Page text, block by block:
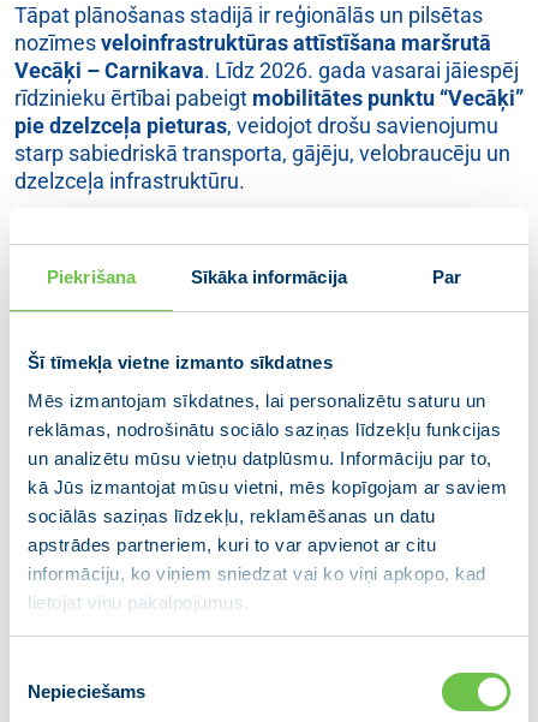
Piekrišana Sīkāka informācija Par
Šī tīmekļa vietne izmanto sīkdatnes
Mēs izmantojam sīkdatnes, lai personalizētu saturu un
reklāmas, nodrošinātu sociālo saziņas līdzekļu funkcijas
un analizētu mūsu vietņu datplūsmu. Informāciju par to,
kā Jūs izmantojat mūsu vietni, mēs kopīgojam ar saviem
sociālās saziņas līdzekļu, reklamēšanas un datu
apstrādes partneriem, kuri to var apvienot ar citu
informāciju, ko viņiem sniedzat vai ko viņi apkopo, kad
lietojat viņu pakalpojumus.
izvēle
Nepieciešams
Tāpat plānošanas stadijā ir reģionālās un pilsētas
nozīmesveloinfrastruktūras attīstīšana maršrutā
Vecāķi – Carnikava. Līdz 2026. gada vasarai jāiespēj
rīdzinieku ērtībai pabeigt mobilitātes punktu “Vecāķi”
pie dzelzceļa pieturas, veidojot drošu savienojumu
starp sabiedriskā transporta, gājēju, velobraucēju un
dzelzceļa infrastruktūru.
un produktīvajām sarunām! Bija daudz jautājumu un
vērtīgi ieteikumi gan par ielu remontiem un satiksmes
nekustamā īpašuma nodokļa pilsētas infrastruktūras